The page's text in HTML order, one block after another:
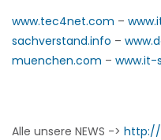
www.tec4net.com –
sachverstand.info –
muenchen.com –
Alle unsere NEWS -> http://